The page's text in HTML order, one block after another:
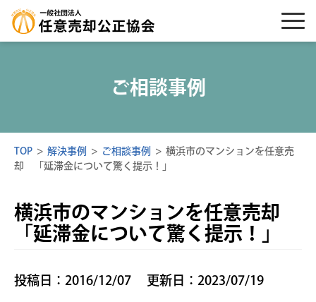
ご相談事例
TOP > 解決事例 > ご相談事例 > 横浜市のマンションを任意売
却 「延滞金について驚く提示！」
横浜市のマンションを任意売却
「延滞金について驚く提示！」
投稿日：2016/12/07 更新日：2023/07/19